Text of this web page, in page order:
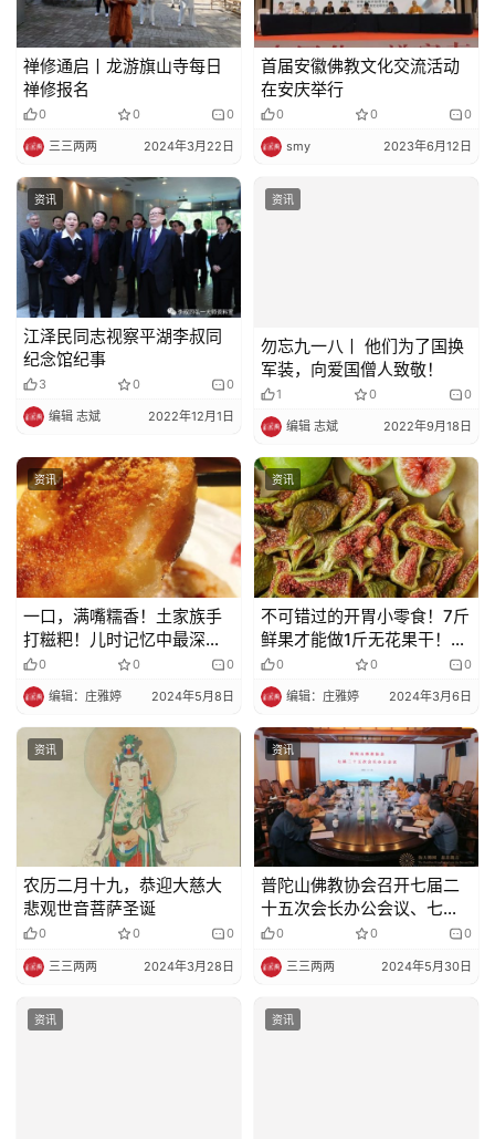
禅修通启丨龙游旗山寺每日
禅修报名
0 0 0
三三两两 2024年3月22日
首届安徽佛教文化交流活动
在安庆举行
0 0 0
smy 2023年6月12日
资讯
江泽民同志视察平湖李叔同
纪念馆纪事
3 0 0
编辑 志斌 2022年12月1日
资讯
勿忘九一八丨 他们为了国换
军装，向爱国僧人致敬！
编辑 志斌 2022年9月18日
资讯
一口，满嘴糯香！土家族手
打糍粑！儿时记忆中最深的
味道！
编辑：庄雅婷 2024年5月8日
资讯
不可错过的开胃小零食！7斤
鲜果才能做1斤无花果干！0
添加的无花果干，香糯自然
甜到入“芯”~
编辑：庄雅婷 2024年3月6日
资讯
农历二月十九，恭迎大慈大
悲观世音菩萨圣诞
2024年3月28日
资讯
普陀山佛教协会召开七届二
十五次会长办公会议、七届
十八次常务理事会会议
2024年5月30日
资讯 资讯